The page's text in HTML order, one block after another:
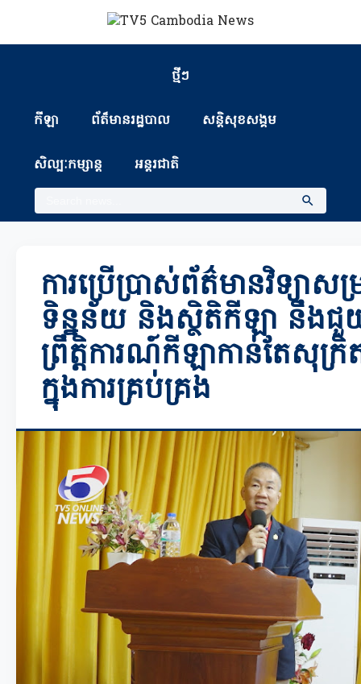
ថ្មីៗ
កីឡា ព័ត៏មានរដ្ឋបាល សន្តិសុខសង្គម
សិល្បៈកម្សាន្ត អន្តរជាតិ
ការប្រើប្រាស់ព័ត៌មានវិទ្យាស
ទិន្នន័យ និងស្ថិតិកីឡា នឹងជួយ
ព្រឹត្តិការណ៍កីឡាកាន់តែសុ
ក្នុងការគ្រប់គ្រង